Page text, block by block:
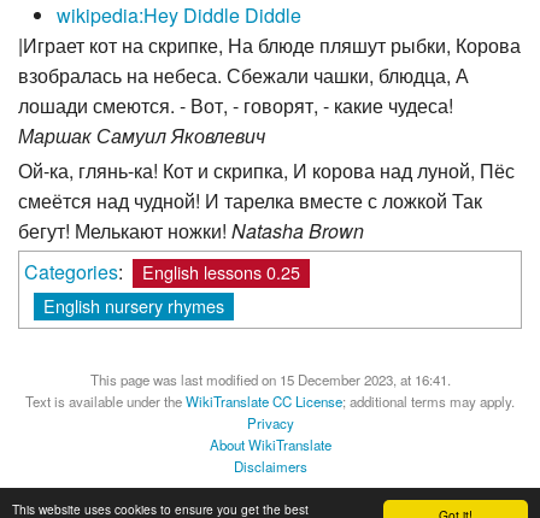
This website uses cookies to ensure you get the best
wikipedia:Hey Diddle Diddle
|Играет кот на скрипке, На блюде пляшут рыбки, Корова
взобралась на небеса. Сбежали чашки, блюдца, А
лошади смеются. - Вот, - говорят, - какие чудеса!
Маршак Самуил Яковлевич
Ой-ка, глянь-ка! Кот и скрипка, И корова над луной, Пёс
смеётся над чудной! И тарелка вместе с ложкой Так
бегут! Мелькают ножки! Natasha Brown
Categories:
English lessons 0.25
English nursery rhymes
This page was last modified on 15 December 2023, at 16:41.
Text is available under theWikiTranslate CC License; additional terms may apply.
Privacy
About WikiTranslate
Disclaimers
MediaWikiPowered by Semantic MediaWiki